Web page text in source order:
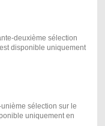
deuxième sélection
disponible uniquement
sélection sur le
uniquement en